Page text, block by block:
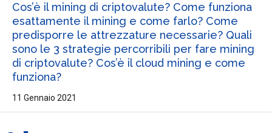
Cos’è il mining di criptovalute? Come funziona
esattamente il mining e come farlo? Come
predisporre le attrezzature necessarie? Quali
sono le 3 strategie percorribili per fare mining
di criptovalute? Cos’è il cloud mining e come
funziona?
11 Gennaio 2021